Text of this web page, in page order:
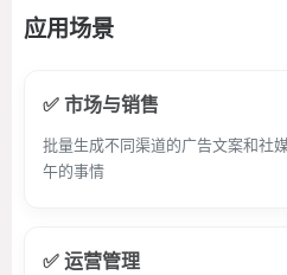
应用场景
✅ 市场与销售
批量生成不同渠道的广告文案和社
午的事情
✅ 运营管理